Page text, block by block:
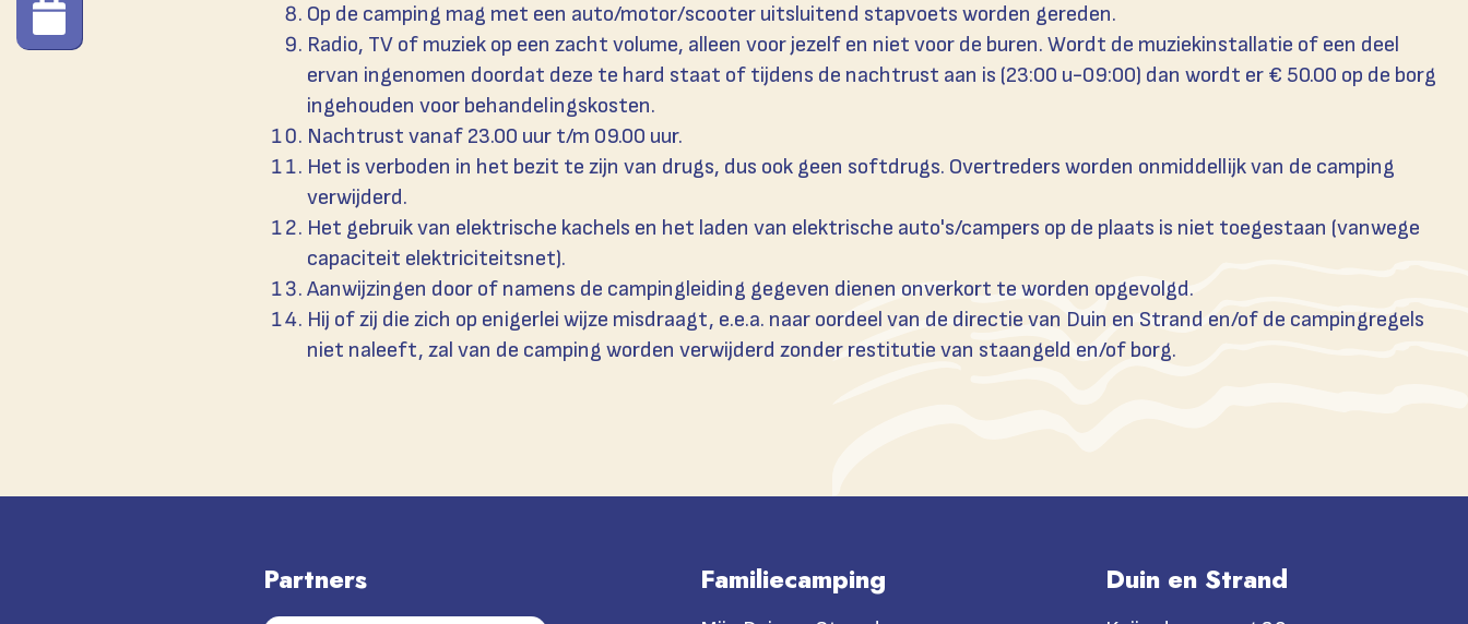
Op de camping mag met een auto/motor/scooter uitsluitend stapvoets worden gereden.
Radio, TV of muziek op een zacht volume, alleen voor jezelf en niet voor de buren. Wordt de muziekinstallatie of een deel
ervan ingenomen doordat deze te hard staat of tijdens de nachtrust aan is (23:00 u-09:00) dan wordt er € 50.00 op de borg
ingehouden voor behandelingskosten.
Nachtrust vanaf 23.00 uur t/m 09.00 uur.
Het is verboden in het bezit te zijn van drugs, dus ook geen softdrugs. Overtreders worden onmiddellijk van de camping
verwijderd.
Het gebruik van elektrische kachels en het laden van elektrische auto's/campers op de plaats is niet toegestaan (vanwege
capaciteit elektriciteitsnet).
Aanwijzingen door of namens de campingleiding gegeven dienen onverkort te worden opgevolgd.
Hij of zij die zich op enigerlei wijze misdraagt, e.e.a. naar oordeel van de directie van Duin en Strand en/of de campingregels
niet naleeft, zal van de camping worden verwijderd zonder restitutie van staangeld en/of borg.
Partners Familiecamping Duin en Strand